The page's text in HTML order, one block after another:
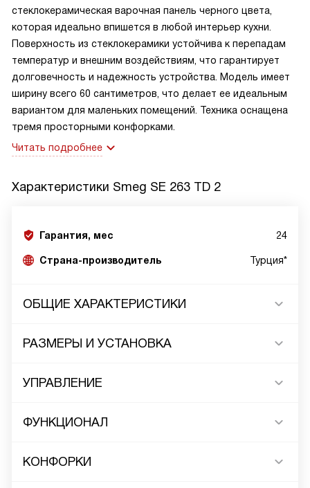
стеклокерамическая варочная панель черного цвета,
которая идеально впишется в любой интерьер кухни.
Поверхность из стеклокерамики устойчива к перепадам
температур и внешним воздействиям, что гарантирует
долговечность и надежность устройства. Модель имеет
ширину всего 60 сантиметров, что делает ее идеальным
вариантом для маленьких помещений. Техника оснащена
тремя просторными конфорками.
Читать подробнее
Характеристики Smeg SE 263 TD 2
Гарантия, мес 24
Страна-производитель Турция*
ОБЩИЕ ХАРАКТЕРИСТИКИ
РАЗМЕРЫ И УСТАНОВКА
УПРАВЛЕНИЕ
ФУНКЦИОНАЛ
КОНФОРКИ